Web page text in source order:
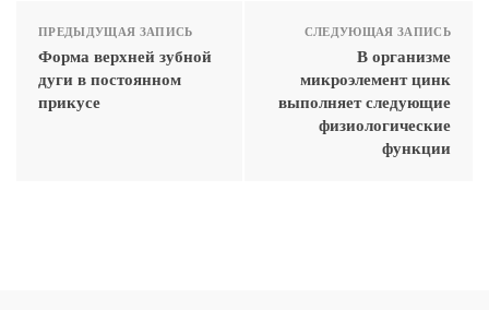
ПРЕДЫДУЩАЯ ЗАПИСЬ
Форма верхней зубной
дуги в постоянном
прикусе
СЛЕДУЮЩАЯ ЗАПИСЬ
В организме
микроэлемент цинк
выполняет следующие
физиологические
функции